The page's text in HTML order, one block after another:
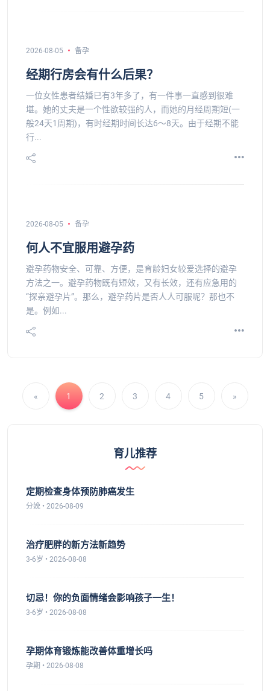
2026-08-05 备孕
经期行房会有什么后果？
一位女性患者结婚已有3年多了，有一件事一直感到很难
堪。她的丈夫是一个性欲较强的人，而她的月经周期短(一
般24天1周期)，有时经期时间长达6～8天。由于经期不能
行...
2026-08-05 备孕
何人不宜服用避孕药
避孕药物安全、可靠、方便，是育龄妇女较爱选择的避孕
方法之一。避孕药物既有短效，又有长效，还有应急用的
“探亲避孕片”。那么，避孕药片是否人人可服呢？那也不
是。例如...
« 1 2 3 4 5 »
育儿推荐
定期检查身体预防肺癌发生
分娩 • 2026-08-09
治疗肥胖的新方法新趋势
3-6岁 • 2026-08-08
切忌！你的负面情绪会影响孩子一生！
3-6岁 • 2026-08-08
孕期体育锻炼能改善体重增长吗
孕期 • 2026-08-08